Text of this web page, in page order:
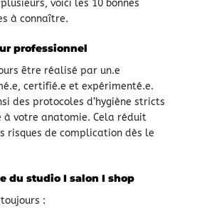
voici les 10 bonnes
à connaître.
professionnel
être réalisé par un.e
certifié.e et expérimenté.e.
des protocoles d’hygiène stricts
votre anatomie. Cela réduit
risques de complication dès le
du studio I salon I shop
: